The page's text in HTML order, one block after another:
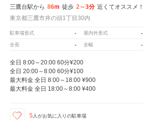
三鷹台駅から 86m 徒歩 2～3分 近くてオススメ！
東京都三鷹市井の頭1丁目30内
駐車場形式 - 屋内外形式 -
全長 - 全幅 -
全日 8:00～20:00 60分¥200
全日 20:00～8:00 60分¥100
最大料金 全日 8:00～18:00 ¥900
最大料金 全日 18:00～8:00 ¥400
5人がお気に入りの駐車場